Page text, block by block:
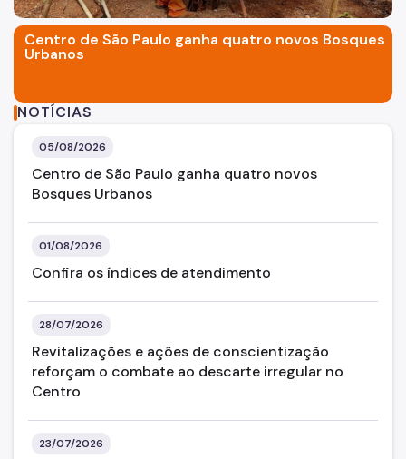
Espaço Imprensa
Vai de Roteiro
Centro de São Paulo ganha quatro novos Bosques
Urbanos
NOTÍCIAS
05/08/2026
Centro de São Paulo ganha quatro novos
Bosques Urbanos
01/08/2026
Confira os índices de atendimento
28/07/2026
Revitalizações e ações de conscientização
reforçam o combate ao descarte irregular no
Centro
23/07/2026